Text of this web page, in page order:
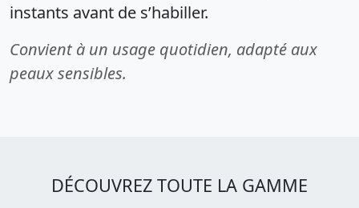
instants avant de s’habiller.
Convient à un usage quotidien, adapté aux
peaux sensibles.
DÉCOUVREZ TOUTE LA GAMME